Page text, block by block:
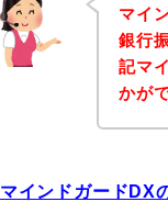
マイ
銀行
記マ
かが
マインドガードDX